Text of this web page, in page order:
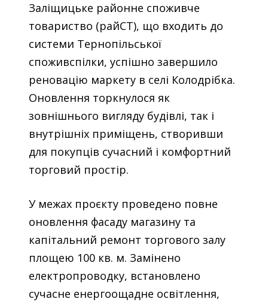
Заліщицьке районне споживче
товариство (райСТ), що входить до
системи Тернопільської
споживспілки, успішно завершило
реновацію маркету в селі Колодрібка.
Оновлення торкнулося як
зовнішнього вигляду будівлі, так і
внутрішніх приміщень, створивши
для покупців сучасний і комфортний
торговий простір.
У межах проєкту проведено повне
оновлення фасаду магазину та
капітальний ремонт торгового залу
площею 100 кв. м. Замінено
електропроводку, встановлено
сучасне енергоощадне освітлення,